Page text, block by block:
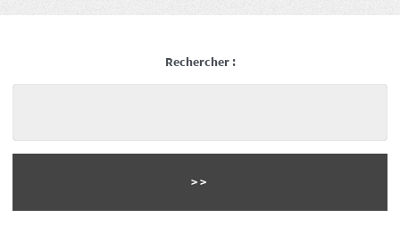
Rechercher :